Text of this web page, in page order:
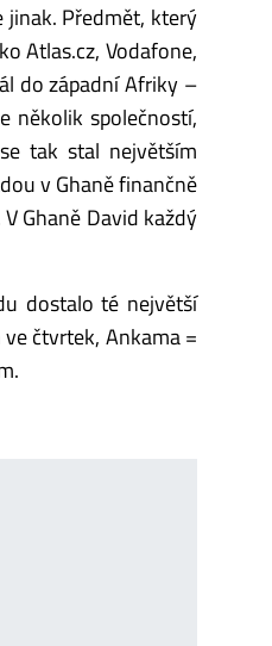
jinak. Předmět, který
Atlas.cz, Vodafone,
do západní Afriky –
několik společností,
tak stal největším
v Ghaně finančně
Ghaně David každý
dostalo té největší
čtvrtek, Ankama =